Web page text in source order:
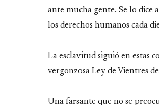
ante mucha gente. Se lo dice
los derechos humanos cada
La esclavitud siguió en estas
vergonzosa Ley de Vientres
Una farsante que no se